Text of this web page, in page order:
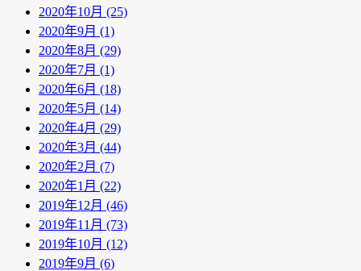
2020年10月 (25)
2020年9月 (1)
2020年8月 (29)
2020年7月 (1)
2020年6月 (18)
2020年5月 (14)
2020年4月 (29)
2020年3月 (44)
2020年2月 (7)
2020年1月 (22)
2019年12月 (46)
2019年11月 (73)
2019年10月 (12)
2019年9月 (6)